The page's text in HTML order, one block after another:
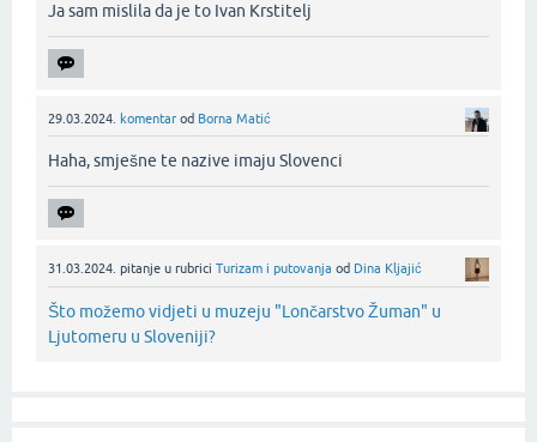
Ja sam mislila da je to Ivan Krstitelj‌
29.03.2024. komentar od Borna Matić
Haha, smješne te nazive imaju Slovenci‌
31.03.2024. pitanje u rubrici Turizam i putovanja od Dina Kljajić
Što možemo vidjeti u muzeju "Lončarstvo Žuman" u
Ljutomeru u Sloveniji?